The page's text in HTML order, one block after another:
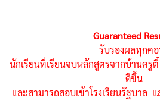
Guaranteed
รับรองผลทุกค
นักเรียนที่เรียนจบหลักสูตรจากบ้านครู
ดีขึ้น
และสามารถสอบเข้าโรงเรียนรัฐบาล